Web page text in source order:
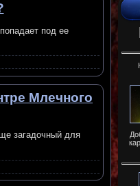
под ее
Млечного
загадочный для